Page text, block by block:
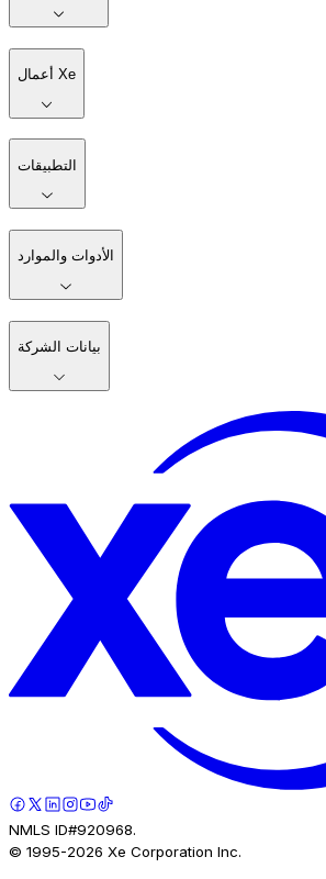
أعمال Xe
التطبيقات
الأدوات والموارد
بيانات الشركة
NMLS ID#920968.
© 1995-2026 Xe Corporation Inc.